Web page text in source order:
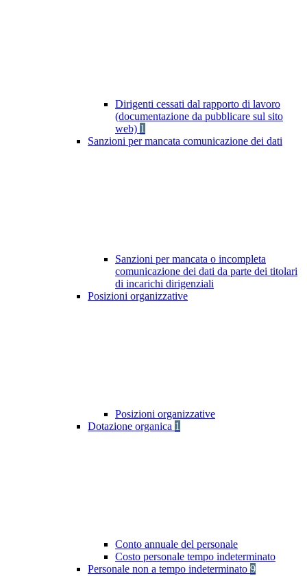
Dirigenti cessati dal rapporto di lavoro
(documentazione da pubblicare sul sito
web) 1
Sanzioni per mancata comunicazione dei dati
Sanzioni per mancata o incompleta
comunicazione dei dati da parte dei titolari
di incarichi dirigenziali
Posizioni organizzative
Posizioni organizzative
Dotazione organica 1
Conto annuale del personale
Costo personale tempo indeterminato
Personale non a tempo indeterminato 9